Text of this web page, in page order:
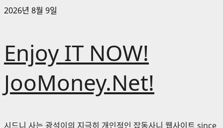
콘
로
바
기
2026년 8월 9일
Enjoy IT NOW!
JooMoney.Net!
시드니 사는 광석이의 지극히 개인적인 잡동사니 웹사이트 since